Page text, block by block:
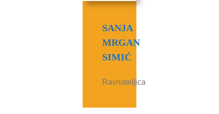
SANJA
MRGAN
SIMIĆ
Ravnateljica